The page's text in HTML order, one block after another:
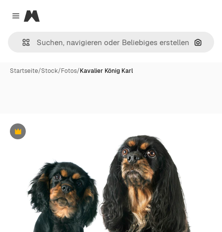
Close menu
Magnific
Nach
Startseite/Stock/Fotos/Kavalier König Karl
Premium